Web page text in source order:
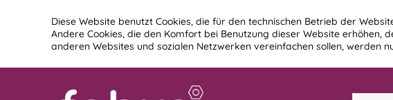
Diese Website benutzt Cookies, die für den technischen Betrieb der
Andere Cookies, die den Komfort bei Benutzung dieser Website
anderen Websites und sozialen Netzwerken vereinfachen sollen, werden